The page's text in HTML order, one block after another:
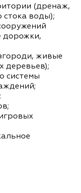
(дренаж,
стока воды);
дорожки,
живые
деревьев);
системы